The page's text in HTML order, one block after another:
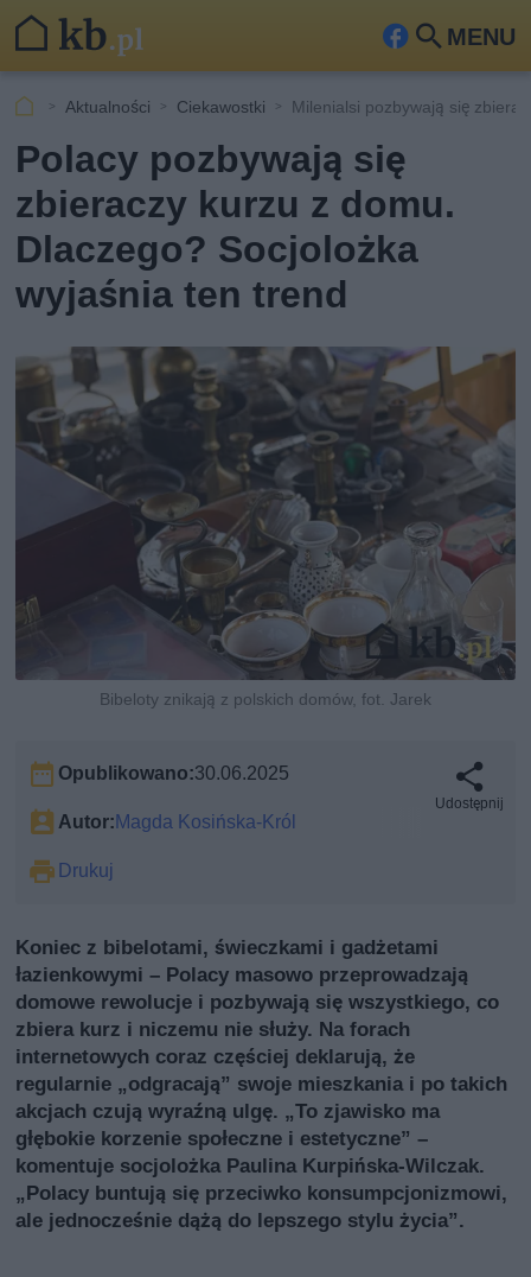
MENU
Fa
ook
Szu
kaj
Aktualności Ciekawostki Milenialsi pozbywają się
Polacy pozbywają się
zbieraczy kurzu z domu.
Dlaczego? Socjolożka
wyjaśnia ten trend
Bibeloty znikają z polskich domów, fot. Jarek
Opublikowano:30.06.2025
Autor:Magda Kosińska-Król
Drukuj
Udostępnij
Koniec z bibelotami, świeczkami i gadżetami
łazienkowymi – Polacy masowo przeprowadzają
domowe rewolucje i pozbywają się wszystkiego, co
zbiera kurz i niczemu nie służy. Na forach
internetowych coraz częściej deklarują, że
regularnie „odgracają” swoje mieszkania i po takich
akcjach czują wyraźną ulgę. „To zjawisko ma
głębokie korzenie społeczne i estetyczne” –
komentuje socjolożka Paulina Kurpińska-Wilczak.
„Polacy buntują się przeciwko konsumpcjonizmowi,
ale jednocześnie dążą do lepszego stylu życia”.